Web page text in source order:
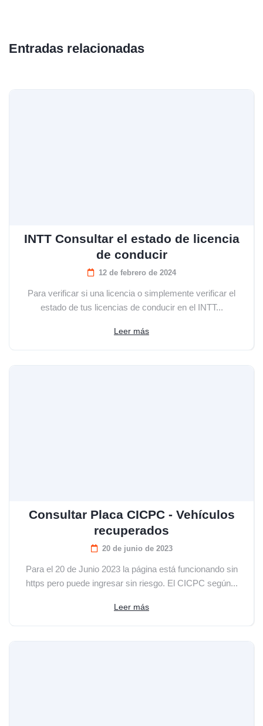
Entradas relacionadas
INTT Consultar el estado de licencia
de conducir
12 de febrero de 2024
Para verificar si una licencia o simplemente verificar el
estado de tus licencias de conducir en el INTT...
Leer más
Consultar Placa CICPC - Vehículos
recuperados
20 de junio de 2023
Para el 20 de Junio 2023 la página está funcionando sin
https pero puede ingresar sin riesgo. El CICPC según...
Leer más